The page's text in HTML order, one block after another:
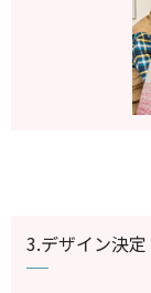
3.デザイン決定